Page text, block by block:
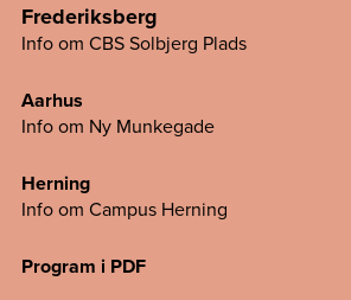
Frederiksberg
Info om CBS Solbjerg Plads
Aarhus
Info om Ny Munkegade
Herning
Info om Campus Herning
Program i PDF